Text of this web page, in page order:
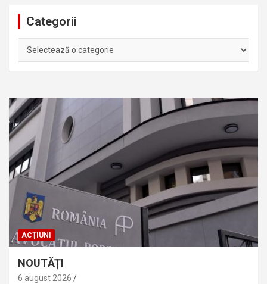
Categorii
ACȚIUNI
NOUTĂȚI
6 august 2026